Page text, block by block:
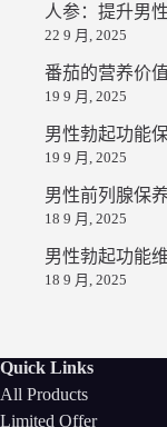
人参：提升男
22 9 月, 2025
番茄的营养价
19 9 月, 2025
男性勃起功能
19 9 月, 2025
男性前列腺保
18 9 月, 2025
男性勃起功能
18 9 月, 2025
Quick Links
All Products
Limited Offer